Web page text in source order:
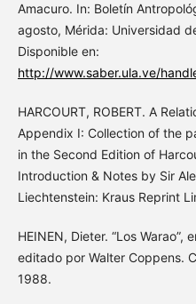
Amacuro. In: Boletín
agosto, Mérida: Universidad
Disponible en:
http://www.saber.ula.ve/
HARCOURT, ROBERT. A
Appendix I: Collection of the
in the Second Edition of
Introduction & Notes by Sir
Liechtenstein: Kraus Reprint
HEINEN, Dieter. “Los Warao”,
editado por Walter Coppens.
1988.